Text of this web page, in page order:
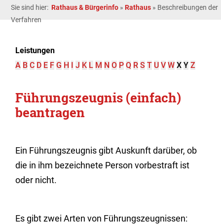
Sie sind hier: Rathaus & Bürgerinfo » Rathaus » Beschreibungen der
Verfahren
Leistungen
A B C D E F G H I J K L M N O P Q R S T U V W X Y Z
Führungszeugnis (einfach)
beantragen
Ein Führungszeugnis gibt Auskunft darüber, ob
die in ihm bezeichnete Person vorbestraft ist
oder nicht.
Es gibt zwei Arten von Führungszeugnissen: